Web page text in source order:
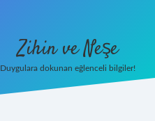
Zihin ve Neşe
Duygulara dokunan eğlenceli bilgiler!